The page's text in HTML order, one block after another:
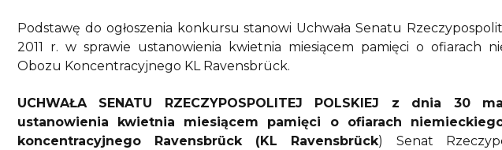
Podstawę do ogłoszenia konkursu stanowi Uchwała Senatu
2011 r. w sprawie ustanowienia kwietnia miesiącem pamięci o ofiarach
Obozu Koncentracyjnego KL Ravensbrück.
UCHWAŁA SENATU RZECZYPOSPOLITEJ POLSKIEJ z dnia 30
ustanowienia kwietnia miesiącem pamięci o ofiarach
koncentracyjnego Ravensbrück (KL Ravensbrück) Senat